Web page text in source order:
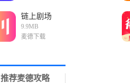
链上剧场
9.9MB
麦德下载
推荐麦德攻略